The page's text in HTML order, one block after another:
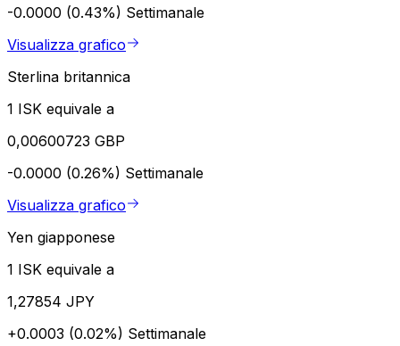
-0.0000 (0.43%) Settimanale
Visualizza grafico
Sterlina britannica
1 ISK equivale a
0,00600723 GBP
-0.0000 (0.26%) Settimanale
Visualizza grafico
Yen giapponese
1 ISK equivale a
1,27854 JPY
+0.0003 (0.02%) Settimanale